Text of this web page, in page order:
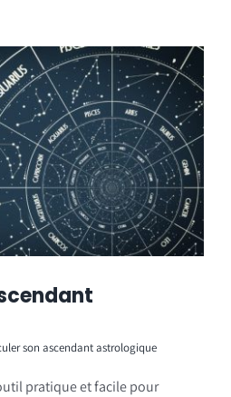
son ascendant astrologique
pratique et facile pour